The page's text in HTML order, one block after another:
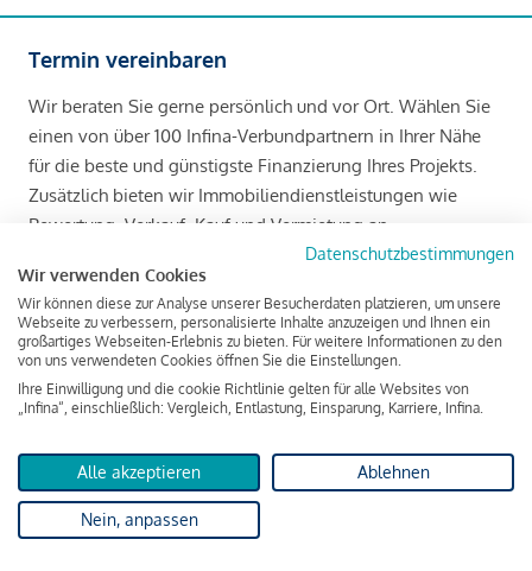
Termin vereinbaren
Wir beraten Sie gerne persönlich und vor Ort. Wählen Sie
einen von über 100 Infina-Verbundpartnern in Ihrer Nähe
für die beste und günstigste Finanzierung Ihres Projekts.
Zusätzlich bieten wir Immobiliendienstleistungen wie
Bewertung, Verkauf, Kauf und Vermietung an.
Infina Verbundpartner vor Ort
Rückrufservice
bei Ihnen zum gewünschten Zeitpunkt, natürlich kostenlos
und unverbindlich.
Datenschutzbestimmungen
Wir verwenden Cookies
Wir können diese zur Analyse unserer Besucherdaten platzieren, um unsere
Webseite zu verbessern, personalisierte Inhalte anzuzeigen und Ihnen ein
großartiges Webseiten-Erlebnis zu bieten. Für weitere Informationen zu den
von uns verwendeten Cookies öffnen Sie die Einstellungen.
Ihre Einwilligung und die cookie Richtlinie gelten für alle Websites von
„Infina“, einschließlich: Vergleich, Entlastung, Einsparung, Karriere, Infina.
Alle akzeptieren Ablehnen
Nein, anpassen